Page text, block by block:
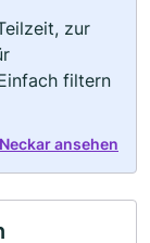
zur
filtern
ansehen